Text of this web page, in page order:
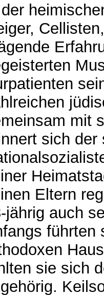
mit
sich der
Eltern
jährig auch
führten
sie sich